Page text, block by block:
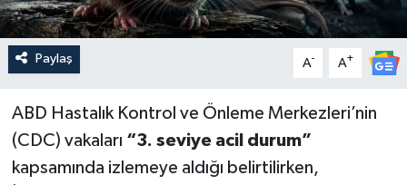
Paylaş A- A+
ABD Hastalık Kontrol ve Önleme Merkezleri’nin
(CDC) vakaları “3. seviye acil durum”
kapsamında izlemeye aldığı belirtilirken,